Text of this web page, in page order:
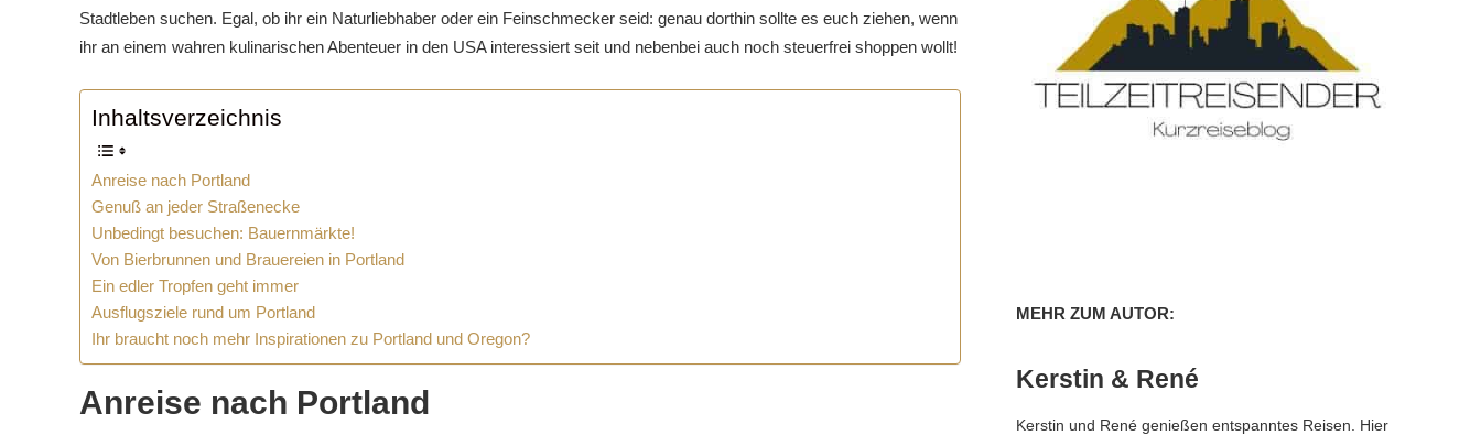
Stadtleben suchen. Egal, ob ihr ein Naturliebhaber oder ein Feinschmecker seid: genau dorthin sollte es euch ziehen, wenn
ihr an einem wahren kulinarischen Abenteuer in den USA interessiert seit und nebenbei auch noch steuerfrei shoppen wollt!
Inhaltsverzeichnis
Anreise nach Portland
Genuß an jeder Straßenecke
Unbedingt besuchen: Bauernmärkte!
Von Bierbrunnen und Brauereien in Portland
Ein edler Tropfen geht immer
Ausflugsziele rund um Portland
Ihr braucht noch mehr Inspirationen zu Portland und Oregon?
Anreise nach Portland
MEHR ZUM AUTOR:
Kerstin & René
Kerstin und René genießen entspanntes Reisen. Hier